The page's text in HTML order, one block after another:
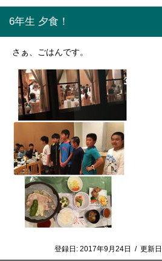
6年生 夕食！
さぁ、ごはんです。
登録日: 2017年9月24日 / 更新